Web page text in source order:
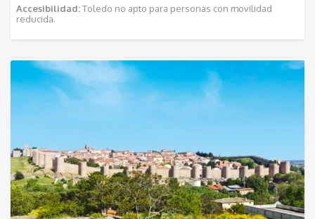
Accesibilidad:Toledo no apto para personas con movilidad
reducida.